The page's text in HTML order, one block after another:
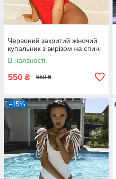
Червоний закритий жіночий
купальник з вирізом на спині
В наявності
550 ₴ 650 ₴
–15%